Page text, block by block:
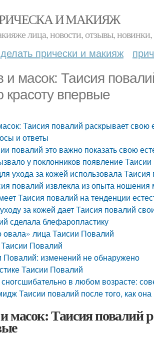
И МАКИЯЖ
лица, новости, отзывы, новинки,
прически и макияж
и масок: Таисия
красоту впервые
Таисия повалий раскрывает свою
и ответы
повалий это важно показать свою
у поклонников появление
ухода за кожей использовала
повалий извлекла из опыта
Таисия повалий на тенденции
за кожей дает Таисия повалий
сделала блефаропластику
овала» лица Таисии Повалий
Повалий
Повалий: изменений не обнаружено
Таисии Повалий
сногсшибательно в любом возрасте:
Таисии повалий после того, как
масок: Таисия повалий